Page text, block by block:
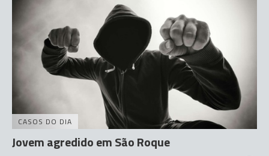
CASOS DO DIA
Jovem agredido em São Roque